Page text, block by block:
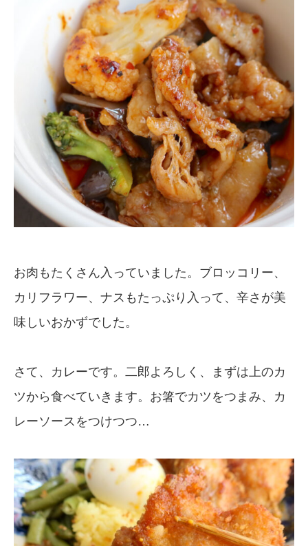
お肉もたくさん入っていました。ブロッコリー、
カリフラワー、ナスもたっぷり入って、辛さが美
味しいおかずでした。
さて、カレーです。二郎よろしく、まずは上のカ
ツから食べていきます。お箸でカツをつまみ、カ
レーソースをつけつつ…